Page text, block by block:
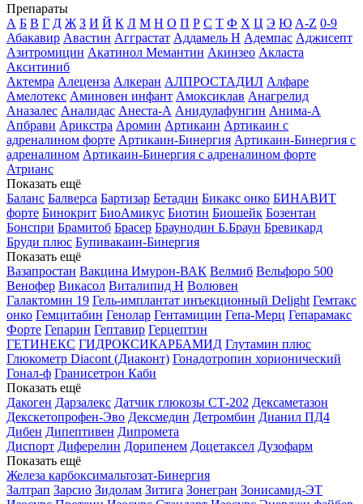
Препараты
А Б В Г Д Ж З И Й К Л М Н О П Р С Т Ф Х Ц Э Ю A-Z 0-9
Абакавир Авастин Агграстат Аддамель Н Адемпас Аджисепт
Азитромицин Акатинол Мемантин Акинзео Акласта
Акситиниб
Актемра Алеценза Алкеран АЛПРОСТАДИЛ Алфаре
Амелотекс Аминовен инфант Амоксиклав Анагрелид
Аназалес Аналидас Анеста-А Анидулафунгин Анима-А
Апбрави Арикстра Аромин Артикаин Артикаин с
адреналином форте Артикаин-Бинергия Артикаин-Бинергия с
адреналином Артикаин-Бинергия с адреналином форте
Атрианс
Показать ещё
Баланс Балверса Бартизар Бетадин Бикакс онко БИНАВИТ
форте Бинокрит БиоАмикус Биотин Биошейк Бозентан
Бонспри Брамитоб Брасер Браунодин Б.Браун Бревикард
Бруди плюс Бупивакаин-Бинергия
Показать ещё
Вазапростан Вакцина Имурон-ВАК Велмиб Вельфоро 500
Венофер Викасол Виталипид Н Волювен
Галактомин 19 Гель-имплантат инъекционный Delight Гемтакс
онко Гемцитабин Генолар Гентамицин Гепа-Мерц Гепарамакс
Форте Гепарин Гептавир Герцептин
ГЕТИНЕКС ГИДРОКСИКАРБАМИД Глутамин плюс
Глюкометр Diacont (Диаконт) Гонадотропин хорионический
Гонал-ф Гранисетрон Каби
Показать ещё
Дакоген Дарзалекс Датчик глюкозы СТ-202 Дексаметазон
Декскетопрофен-Эво Дексмедин Детромбин Дианил ПД4
Дибен Дипептивен Дипромета
Диспорт Диферелин Дорипенем Доцетаксел Дузофарм
Показать ещё
Железа карбоксимальтозат-Бинергия
Залтрап Зарсио Зидолам Зитига Зонегран Зонисамид-ЭТ